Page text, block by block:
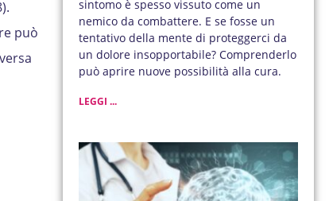
può
sintomo è spesso vissuto come un
nemico da combattere. E se fosse un
tentativo della mente di proteggerci da
un dolore insopportabile? Comprenderlo
può aprire nuove possibilità alla cura.
LEGGI ...